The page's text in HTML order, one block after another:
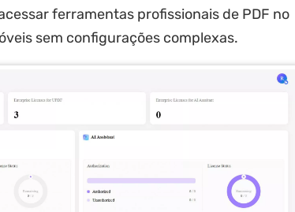
ferramentas profissionais de PDF no
sem configurações complexas.